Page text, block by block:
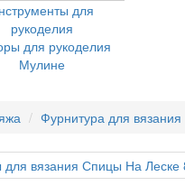
для
рукоделия
для рукоделия
Мулине
Фурнитура для вязания